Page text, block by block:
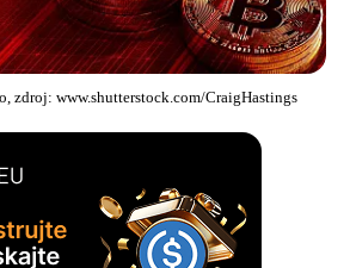
zdroj: www.shutterstock.com/CraigHastings